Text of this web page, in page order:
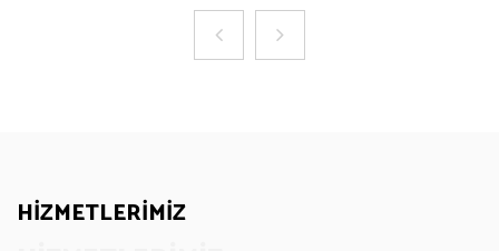
HİZMETLERİMİZ